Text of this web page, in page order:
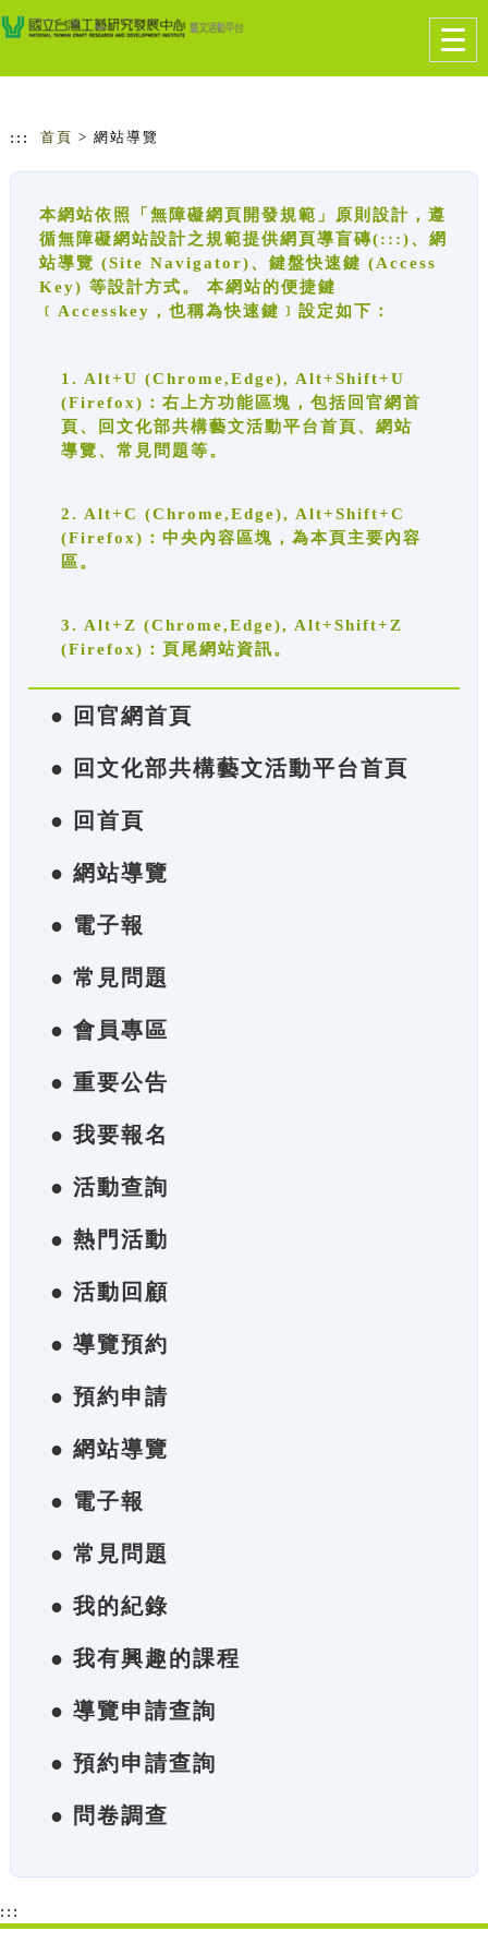
跳到主要內容
網站導覽
::: 首頁 > 網站導覽
本網站依照「無障礙網頁開發規範」原則設計，遵
循無障礙網站設計之規範提供網頁導盲磚(:::)、網
站導覽 (Site Navigator)、鍵盤快速鍵 (Access
Key) 等設計方式。 本網站的便捷鍵
﹝Accesskey，也稱為快速鍵﹞設定如下：
1. Alt+U (Chrome,Edge), Alt+Shift+U
(Firefox)：右上方功能區塊，包括回官網首
頁、回文化部共構藝文活動平台首頁、網站
導覽、常見問題等。
2. Alt+C (Chrome,Edge), Alt+Shift+C
(Firefox)：中央內容區塊，為本頁主要內容
區。
3. Alt+Z (Chrome,Edge), Alt+Shift+Z
(Firefox)：頁尾網站資訊。
● 回官網首頁
● 回文化部共構藝文活動平台首頁
● 回首頁
● 網站導覽
● 電子報
● 常見問題
● 會員專區
● 重要公告
● 我要報名
● 活動查詢
● 熱門活動
● 活動回顧
● 導覽預約
● 預約申請
● 網站導覽
● 電子報
● 常見問題
● 我的紀錄
● 我有興趣的課程
● 導覽申請查詢
● 預約申請查詢
● 問卷調查
:::